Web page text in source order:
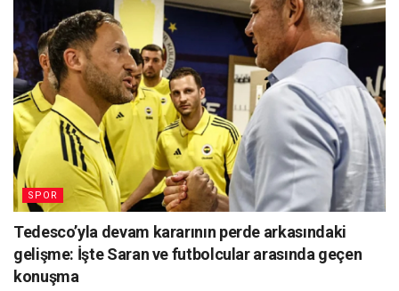
SPOR
Tedesco’yla devam kararının perde arkasındaki
gelişme: İşte Saran ve futbolcular arasında geçen
konuşma